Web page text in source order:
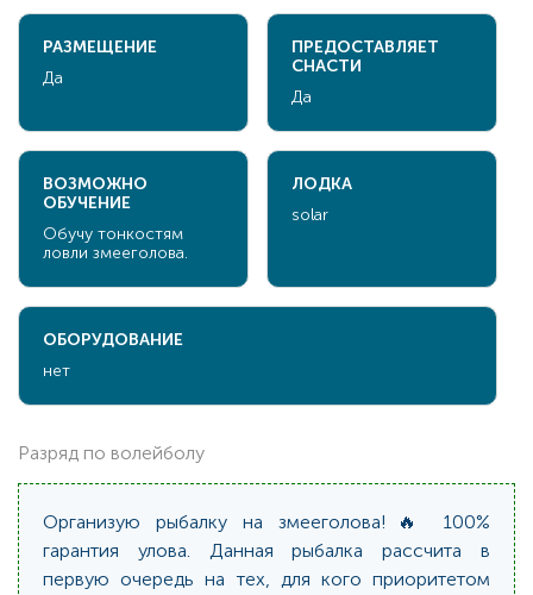
РАЗМЕЩЕНИЕ
Да
ПРЕДОСТАВЛЯЕТ
СНАСТИ
Да
ВОЗМОЖНО
ОБУЧЕНИЕ
Обучу тонкостям
ловли змееголова.
ЛОДКА
solar
ОБОРУДОВАНИЕ
нет
Разряд по волейболу
Организую рыбалку на змееголова!🔥 100%
гарантия улова. Данная рыбалка рассчита в
первую очередь на тех, для кого приоритетом